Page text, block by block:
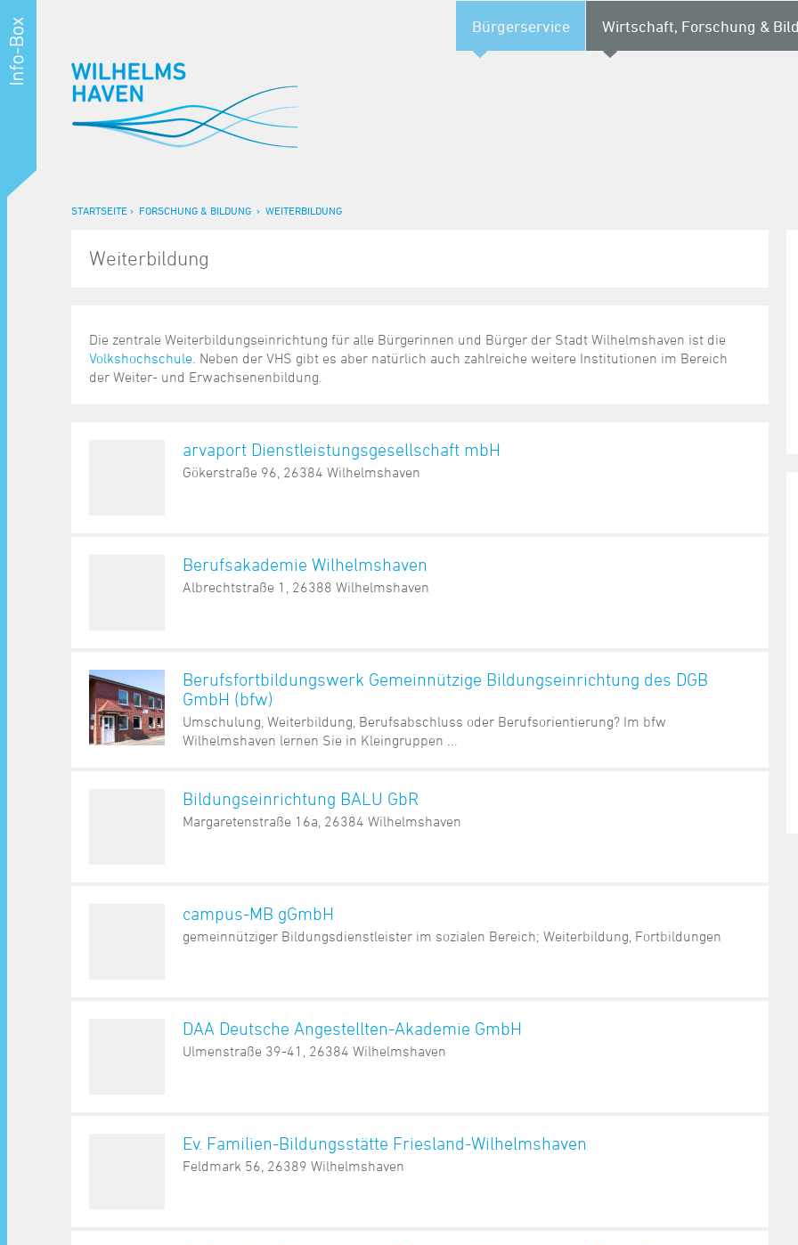
Bürgerservice Wirtschaft, Forschung &
STARTSEITE FORSCHUNG & BILDUNG WEITERBILDUNG
Weiterbildung
Die zentrale Weiterbildungseinrichtung für alle Bürgerinnen und Bürger der Stadt Wilhelmshaven ist die
Volkshochschule . Neben der VHS gibt es aber natürlich auch zahlreiche weitere Institutionen im Bereich
der Weiter- und Erwachsenenbildung.
arvaport Dienstleistungsgesellschaft mbH
Gökerstraße 96, 26384 Wilhelmshaven
Berufsakademie Wilhelmshaven
Albrechtstraße 1, 26388 Wilhelmshaven
Berufsfortbildungswerk Gemeinnützige Bildungseinrichtung des DGB
GmbH (bfw)
Umschulung, Weiterbildung, Berufsabschluss oder Berufsorientierung? Im bfw
Wilhelmshaven lernen Sie in Kleingruppen ...
Bildungseinrichtung BALU GbR
Margaretenstraße 16a, 26384 Wilhelmshaven
campus-MB gGmbH
gemeinnütziger Bildungsdienstleister im sozialen Bereich; Weiterbildung, Fortbildungen
DAA Deutsche Angestellten-Akademie GmbH
Ulmenstraße 39-41, 26384 Wilhelmshaven
Ev. Familien-Bildungsstätte Friesland-Wilhelmshaven
Feldmark 56, 26389 Wilhelmshaven